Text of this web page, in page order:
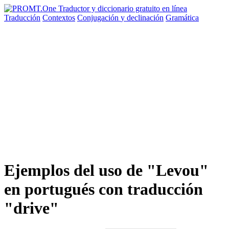
Traducción Contextos Conjugación y declinación Gramática
Ejemplos del uso de "Levou"
en portugués con traducción
"drive"